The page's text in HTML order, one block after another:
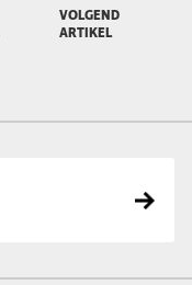
VOLGEND
ARTIKEL